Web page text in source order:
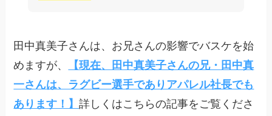
田中真美子さんは、お兄さんの影響でバスケを始
めますが、
【現在、田中真美子さんの兄・田中真
一さんは、ラグビー選手でありアパレル社長でも
あります！】詳しくはこちらの記事をご覧くださ